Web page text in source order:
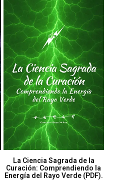
La Ciencia Sagrada de la
Curación: Comprendiendo la
Energía del Rayo Verde (PDF).